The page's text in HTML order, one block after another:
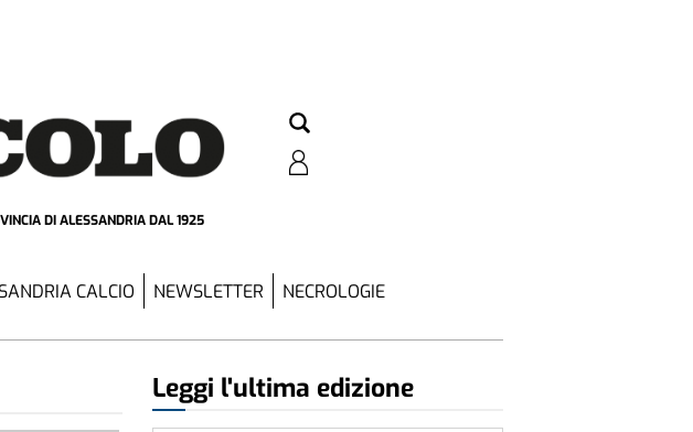
DI ALESSANDRIA DAL 1925
CALCIO NEWSLETTER NECROLOGIE
Leggi l'ultima edizione